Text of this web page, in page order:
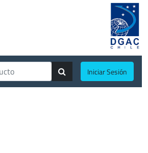
Iniciar Sesión